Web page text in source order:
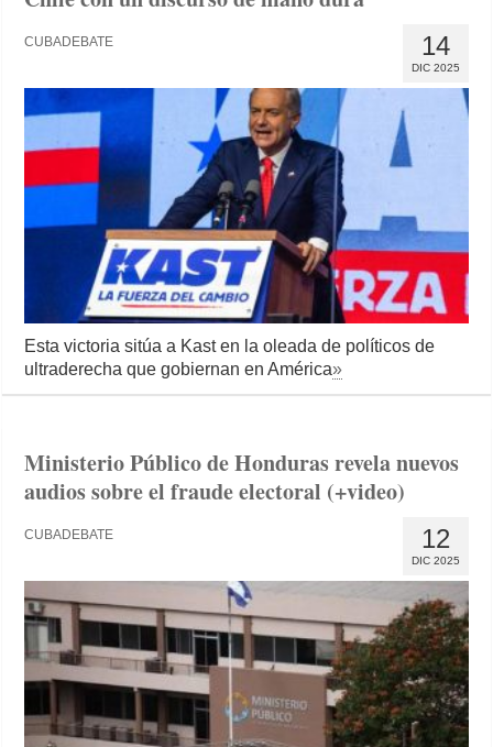
14
DIC 2025
CUBADEBATE
Esta victoria sitúa a Kast en la oleada de políticos de
ultraderecha que gobiernan en América»
Ministerio Público de Honduras revela nuevos
audios sobre el fraude electoral (+video)
12
DIC 2025
CUBADEBATE